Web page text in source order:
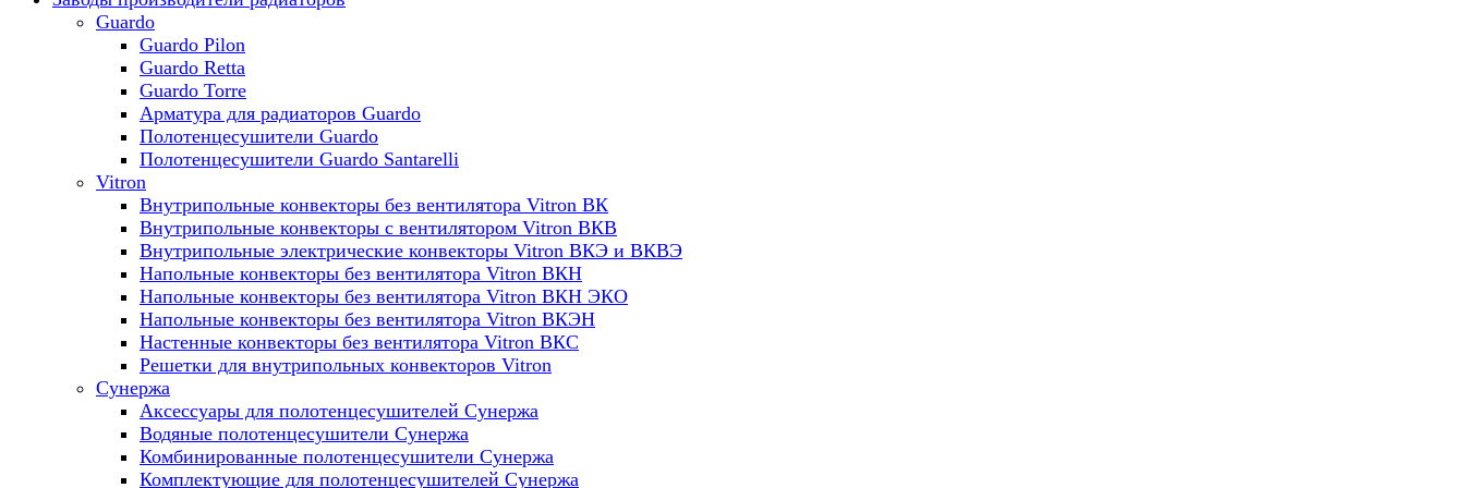
Guardo
Guardo Pilon
Guardo Retta
Guardo Torre
Арматура для радиаторов Guardo
Полотенцесушители Guardo
Полотенцесушители Guardo Santarelli
Vitron
Внутрипольные конвекторы без вентилятора Vitron ВК
Внутрипольные конвекторы с вентилятором Vitron ВКВ
Внутрипольные электрические конвекторы Vitron ВКЭ и ВКВЭ
Напольные конвекторы без вентилятора Vitron ВКН
Напольные конвекторы без вентилятора Vitron ВКН ЭКО
Напольные конвекторы без вентилятора Vitron ВКЭН
Настенные конвекторы без вентилятора Vitron ВКС
Решетки для внутрипольных конвекторов Vitron
Сунержа
Аксессуары для полотенцесушителей Сунержа
Водяные полотенцесушители Сунержа
Комбинированные полотенцесушители Сунержа
Комплектующие для полотенцесушителей Сунержа